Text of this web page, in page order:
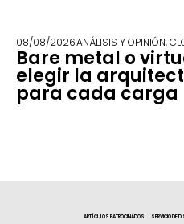
08/08/2026ANÁLISIS Y OPINIÓN,
Bare metal o
elegir la
para cada carga
ARTÍCULOS PATROCINADOS SERVICIO DE